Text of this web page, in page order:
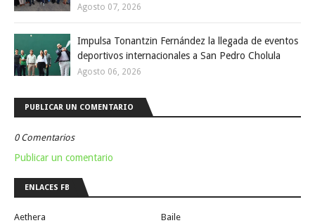
Agosto 07, 2026
Impulsa Tonantzin Fernández la llegada de eventos
deportivos internacionales a San Pedro Cholula
Agosto 06, 2026
PUBLICAR UN COMENTARIO
0 Comentarios
Publicar un comentario
ENLACES FB
Aethera
Baile